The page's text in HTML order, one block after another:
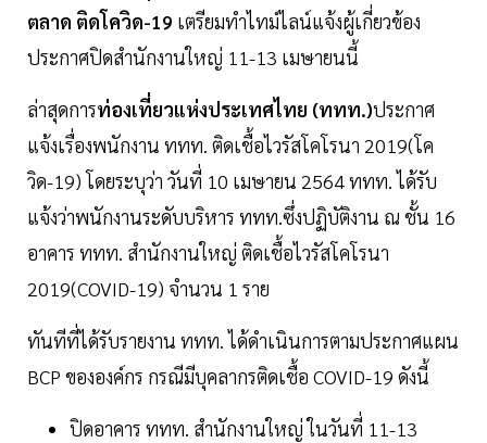
ตลาด ติดโควิด-19 เตรียมทำไทม์ไลน์แจ้งผู้เกี่ยวข้อง
ประกาศปิดสำนักงานใหญ่ 11-13 เมษายนนี้
ล่าสุดการท่องเที่ยวแห่งประเทศไทย (ททท.)ประกาศ
แจ้งเรื่องพนักงาน ททท. ติดเชื้อไวรัสโคโรนา 2019(โค
วิด-19) โดยระบุว่า วันที่ 10 เมษายน 2564 ททท. ได้รับ
แจ้งว่าพนักงานระดับบริหาร ททท.ซึ่งปฏิบัติงาน ณ ชั้น 16
อาคาร ททท. สำนักงานใหญ่ ติดเชื้อไวรัสโคโรนา
2019(COVID-19) จำนวน 1 ราย
ทันทีที่ได้รับรายงาน ททท. ได้ดำเนินการตามประกาศแผน
BCP ขององค์กร กรณีมีบุคลากรติดเชื้อ COVID-19 ดังนี้
ปิดอาคาร ททท. สำนักงานใหญ่ ในวันที่ 11-13